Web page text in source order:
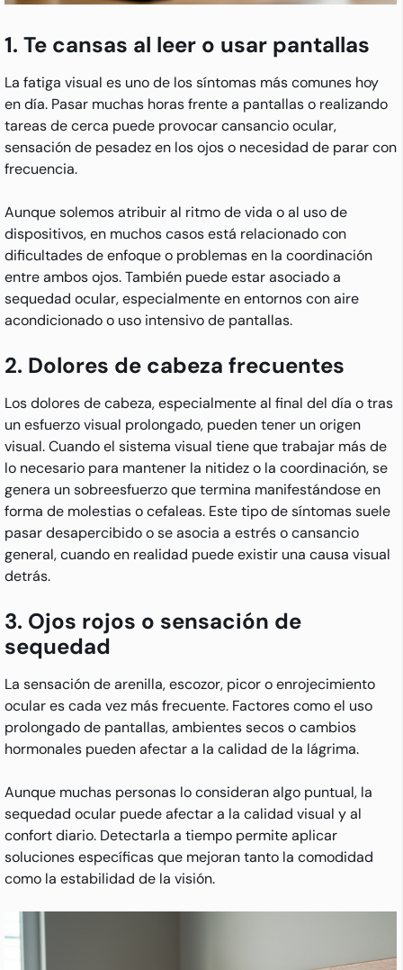
1. Te cansas al leer o usar pantallas
La fatiga visual es uno de los síntomas más comunes hoy
en día. Pasar muchas horas frente a pantallas o realizando
tareas de cerca puede provocar cansancio ocular,
sensación de pesadez en los ojos o necesidad de parar con
frecuencia.
Aunque solemos atribuir al ritmo de vida o al uso de
dispositivos, en muchos casos está relacionado con
dificultades de enfoque o problemas en la coordinación
entre ambos ojos. También puede estar asociado a
sequedad ocular, especialmente en entornos con aire
acondicionado o uso intensivo de pantallas.
2. Dolores de cabeza frecuentes
Los dolores de cabeza, especialmente al final del día o tras
un esfuerzo visual prolongado, pueden tener un origen
visual. Cuando el sistema visual tiene que trabajar más de
lo necesario para mantener la nitidez o la coordinación, se
genera un sobreesfuerzo que termina manifestándose en
forma de molestias o cefaleas. Este tipo de síntomas suele
pasar desapercibido o se asocia a estrés o cansancio
general, cuando en realidad puede existir una causa visual
detrás.
3. Ojos rojos o sensación de
sequedad
La sensación de arenilla, escozor, picor o enrojecimiento
ocular es cada vez más frecuente. Factores como el uso
prolongado de pantallas, ambientes secos o cambios
hormonales pueden afectar a la calidad de la lágrima.
Aunque muchas personas lo consideran algo puntual, la
sequedad ocular puede afectar a la calidad visual y al
confort diario. Detectarla a tiempo permite aplicar
soluciones específicas que mejoran tanto la comodidad
como la estabilidad de la visión.